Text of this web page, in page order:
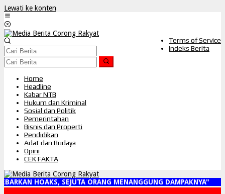
Lewati ke konten
Terms of Service
Indeks Berita
Home
Headline
Kabar NTB
Hukum dan Kriminal
Sosial dan Politik
Pemerintahan
Bisnis dan Properti
Pendidikan
Adat dan Budaya
Opini
CEK FAKTA
HOAKS, SEJUTA ORANG MENANGGUNG DAMPAKNYA"